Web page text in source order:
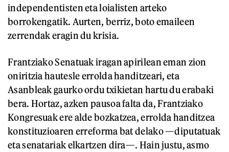
independentisten eta loialisten arteko
borrokengatik. Aurten, berriz, boto emaileen
zerrendak eragin du krisia.
Frantziako Senatuak iragan apirilean eman zion
oniritzia hautesle errolda handitzeari, eta
Asanbleak gaurko ordu txikietan hartu du erabaki
bera. Hortaz, azken pausoa falta da, Frantziako
Kongresuak ere alde bozkatzea, errolda handitzea
konstituzioaren erreforma bat delako —diputatuak
eta senatariak elkartzen dira—. Hain justu, asmo